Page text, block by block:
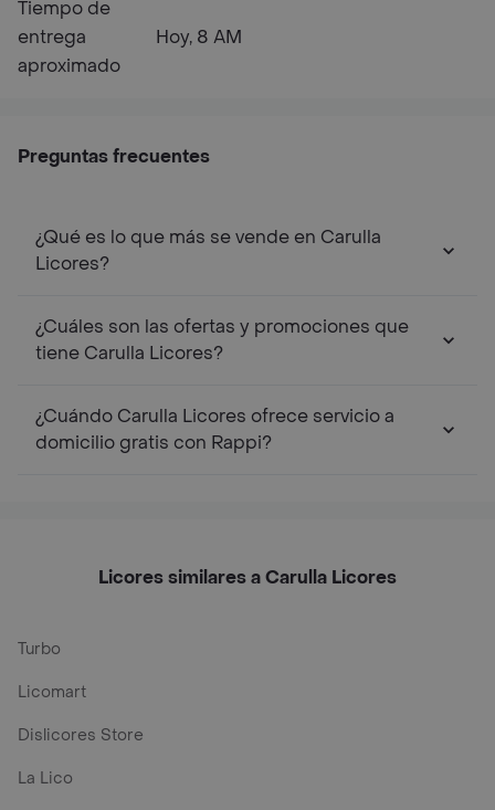
Tiempo de
entrega
aproximado
Hoy, 8 AM
Preguntas frecuentes
¿Qué es lo que más se vende en Carulla
Licores?
¿Cuáles son las ofertas y promociones que
tiene Carulla Licores?
¿Cuándo Carulla Licores ofrece servicio a
domicilio gratis con Rappi?
Licores similares a Carulla Licores
Turbo
Licomart
Dislicores Store
La Lico